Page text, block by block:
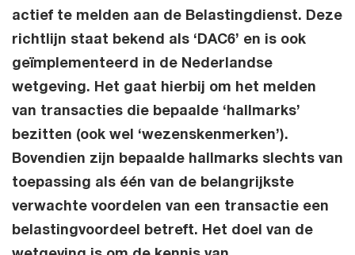
actief te melden aan de Belastingdienst. Deze
richtlijn staat bekend als ‘DAC6’ en is ook
geïmplementeerd in de Nederlandse
wetgeving. Het gaat hierbij om het melden
van transacties die bepaalde ‘hallmarks’
bezitten (ook wel ‘wezenskenmerken’).
Bovendien zijn bepaalde hallmarks slechts van
toepassing als één van de belangrijkste
verwachte voordelen van een transactie een
belastingvoordeel betreft. Het doel van de